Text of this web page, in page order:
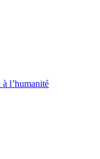
l’humanité